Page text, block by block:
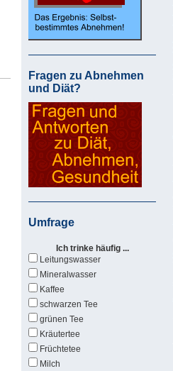
Fragen zu Abnehmen
und Diät?
Umfrage
Ich trinke häufig ...
Leitungswasser
Mineralwasser
Kaffee
schwarzen Tee
grünen Tee
Kräutertee
Früchtetee
Milch